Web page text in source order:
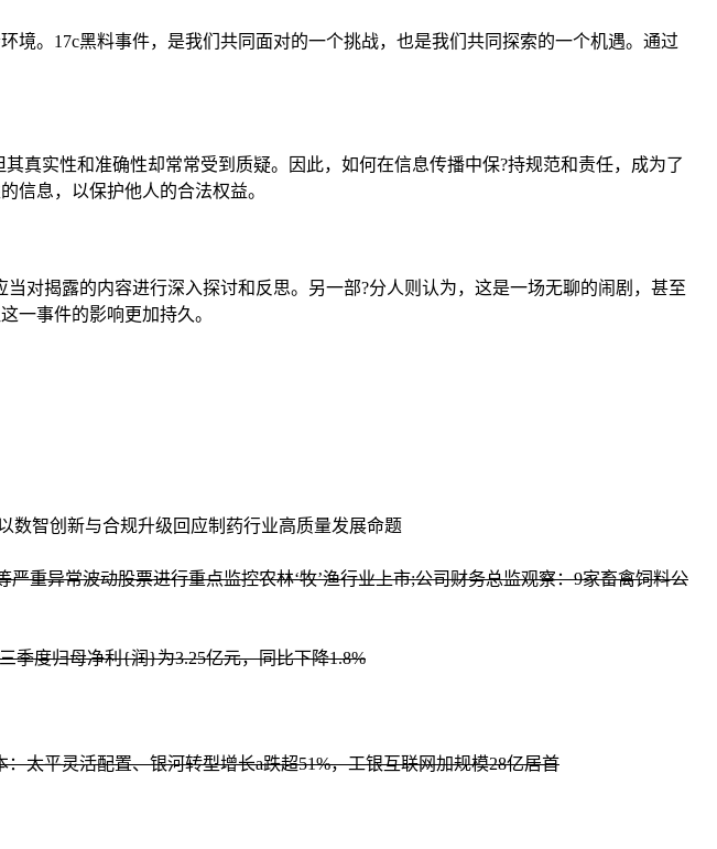
。17c黑料事件，是我们共同面对的一个挑战，也是我们共同探索的一个机遇。通过
真实性和准确性却常常受到质疑。因此，如何在信息传播中保?持规范和责任，成为了
信息，以保护他人的合法权益。
对揭露的内容进行深入探讨和反思。另一部?分人则认为，这是一场无聊的闹剧，甚至
一事件的影响更加持久。
数智创新与合规升级回应制药行业高质量发展命题
严重异常波动股票进行重点监控农林‘牧’渔行业上市;公司财务总监观察：9家畜禽饲料公
季度归母净利{润}为3.25亿元，同比下降1.8%
：太平灵活配置、银河转型增长a跌超51%，工银互联网加规模28亿居首